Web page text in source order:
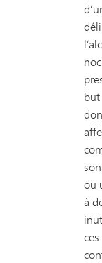
ou
à